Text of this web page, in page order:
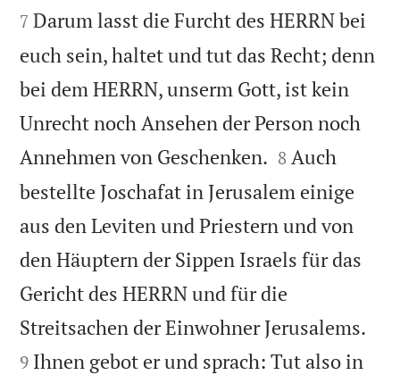
7 Darum lasst die Furcht des HERRN bei
euch sein, haltet und tut das Recht; denn
bei dem HERRN, unserm Gott, ist kein
Unrecht noch Ansehen der Person noch
Annehmen von Geschenken. 

8 Auch
bestellte Joschafat in Jerusalem einige
aus den Leviten und Priestern und von
den Häuptern der Sippen Israels für das
Gericht des HERRN und für die
Streitsachen der Einwohner Jerusalems.
9 Ihnen gebot er und sprach: Tut also in